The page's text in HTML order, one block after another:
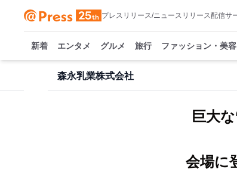
プレスリリース/ニュースリリース配信サ
新着 エンタメ グルメ 旅行 ファッション・美容
森永乳業株式会社
巨大
会場に